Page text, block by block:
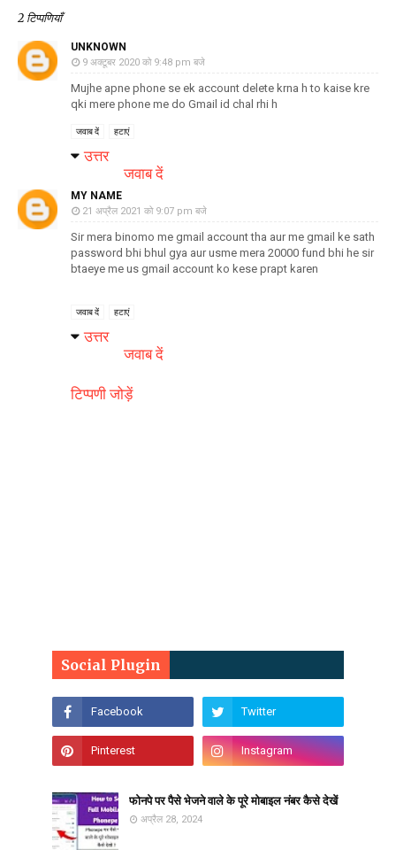
2 टिप्पणियाँ
UNKNOWN
9 अक्टूबर 2020 को 9:48 pm बजे
Mujhe apne phone se ek account delete krna h to kaise kre
qki mere phone me do Gmail id chal rhi h
जवाब दें हटाएं
उत्तर
जवाब दें
MY NAME
21 अप्रैल 2021 को 9:07 pm बजे
Sir mera binomo me gmail account tha aur me gmail ke sath
password bhi bhul gya aur usme mera 20000 fund bhi he sir
btaeye me us gmail account ko kese prapt karen
जवाब दें हटाएं
उत्तर
जवाब दें
टिप्पणी जोड़ें
Social Plugin
फोनपे पर पैसे भेजने वाले के पूरे मोबाइल नंबर कैसे देखें
अप्रैल 28, 2024